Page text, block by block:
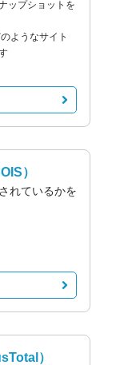
ップショットを
ようなサイト
）
れているかを
）